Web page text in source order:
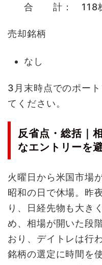
合 計： 118
売却銘柄
なし
3月末時点でのポー
てください。
反省点・総括｜
なエントリーを
火曜日から米国市場
昭和の日で休場。昨
り、日経先物も大き
め、相場が開いた段
おり、デイトレは行
銘柄の選定に時間を